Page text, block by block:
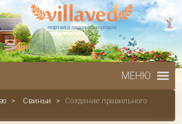
МЕНЮ
> Свиньи >
Создание правильного